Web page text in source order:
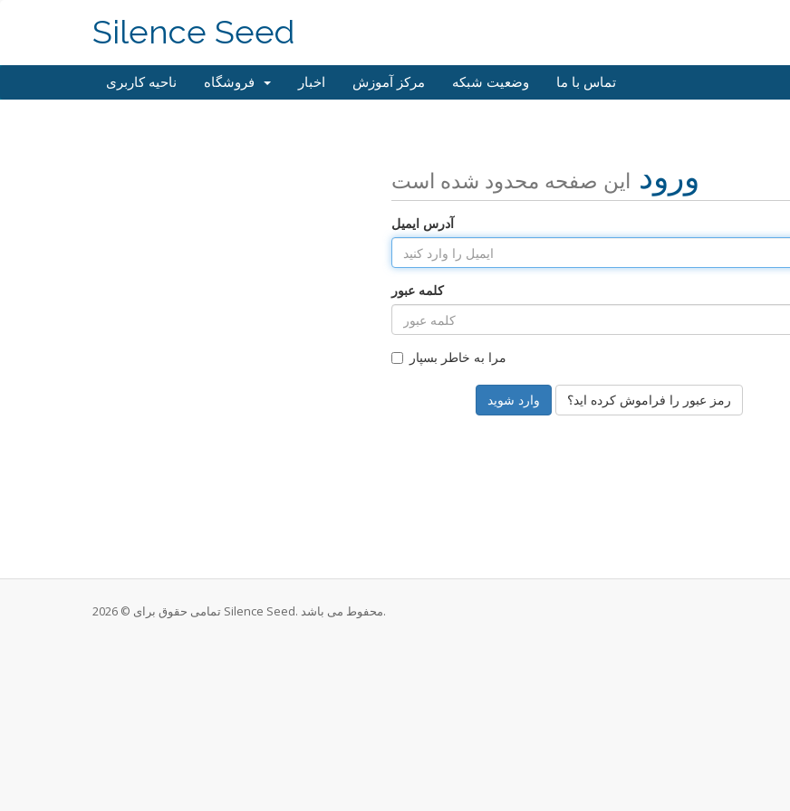
Silence Seed
ناحیه کاربری اخبار مرکز آموزش وضعیت شبکه تماس با ما
ورود این صفحه محدود شده است
آدرس ایمیل
کلمه عبور
مرا به خاطر بسپار
رمز عبور را فراموش کرده اید؟
تمامی حقوق برای © 2026 Silence Seed. محفوط می باشد.